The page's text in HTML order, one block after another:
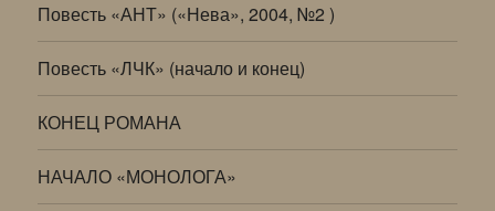
Повесть «АНТ» («Нева», 2004, №2 )
Повесть «ЛЧК» (начало и конец)
КОНЕЦ РОМАНА
НАЧАЛО «МОНОЛОГА»